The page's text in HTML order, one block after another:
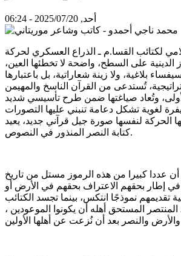
أحد, 2025/07/20 - 06:24
لكتائب القسا.م ـ الذراع العسكري لحركة
على السطح، واضحة لا تخطئها العين،
بلاغية، ولا زينة شعاراتية، بل باعتبارها
تُستدعى من القرآن الناسخ والمهيمن
وتُعاد صياغتها ضمن طرح تأسيسي شديد
لغوية تشكل دعامة تنبني عليها التصورات
الحركة لنفسها صورة جيل قرآني جديد، يعيد
كتابة النصر المنذور في النصوص.
عددا كبيرا من هذه الرموز مستل من تاريخ
إطار بحقهم الاعتراف بحقهم في الأرض أو
تقديمهم نموذجًا انتكس، بينما تجسد الكتائب
المنتصر المستحق أهله أن يكونوا الموعودين ،